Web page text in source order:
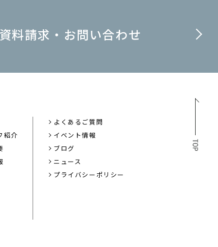
資料請求・お問い合わせ
紹介
よくあるご質問
イベント情報
ブログ
ニュース
プライバシーポリシー